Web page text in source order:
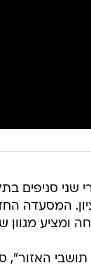
סניפים
המסעדה
מגוון
האזור",